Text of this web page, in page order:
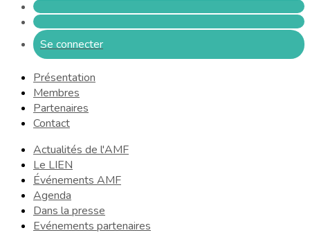
Se connecter
Présentation
Membres
Partenaires
Contact
Actualités de l'AMF
Le LIEN
Événements AMF
Agenda
Dans la presse
Evénements partenaires